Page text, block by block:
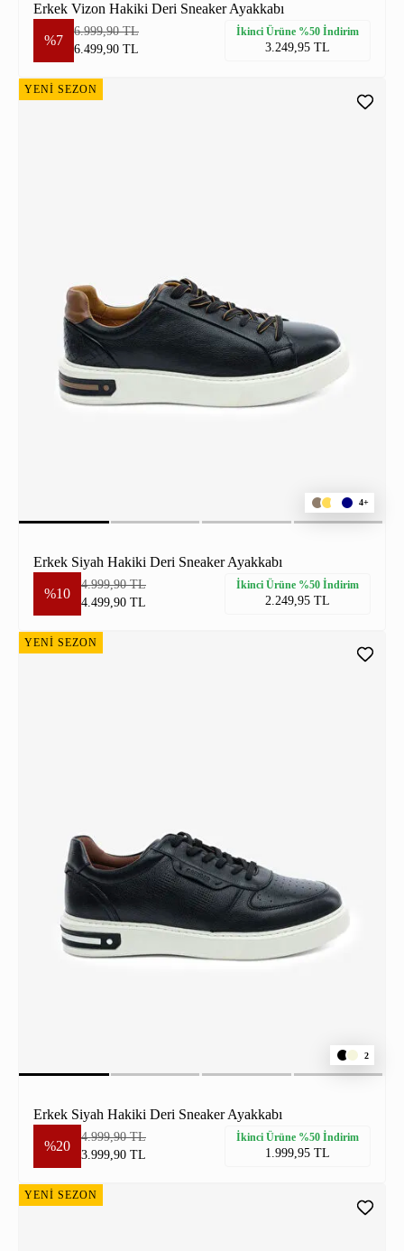
Erkek Vizon Hakiki Deri Sneaker Ayakkabı
%7
6.999,90 TL
6.499,90 TL
İkinci Ürüne %50 İndirim
3.249,95 TL
YENİ SEZON
4+
Erkek Siyah Hakiki Deri Sneaker Ayakkabı
%10
4.999,90 TL
4.499,90 TL
İkinci Ürüne %50 İndirim
2.249,95 TL
YENİ SEZON
2
Erkek Siyah Hakiki Deri Sneaker Ayakkabı
%20
4.999,90 TL
3.999,90 TL
İkinci Ürüne %50 İndirim
1.999,95 TL
YENİ SEZON